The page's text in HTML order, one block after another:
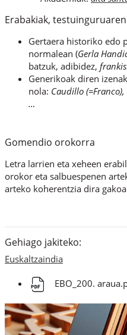
Erabakiak,
Gertaera historiko edo
normalean (Gerla
batzuk, adibidez,
Generikoak diren
nola: Caudillo (=Franco),
…
Gomendio orokorra
Letra larrien eta xeheen
orokor eta salbuespenen
arteko koherentzia dira
Gehiago jakiteko:
Euskaltzaindia
EBO_200.